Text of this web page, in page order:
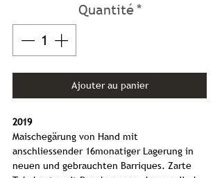
Quantité*
Ajouter au panier
2019
Maischegärung von Hand mit
anschliessender 16monatiger Lagerung in
neuen und gebrauchten Barriques. Zarte